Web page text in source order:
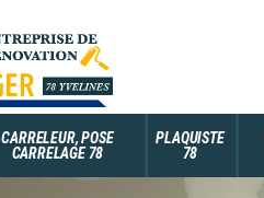
CARRELEUR, POSE
CARRELAGE 78
PLAQUISTE
78